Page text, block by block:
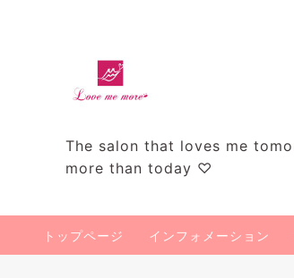
The salon that loves me
more than today ♡
トップページ インフォメーション